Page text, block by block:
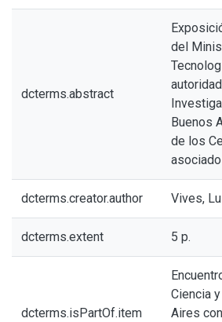
dcterms.abstract
del
Buenos
de los
dcterms.creator.author Vives,
dcterms.extent 5 p.
dcterms.isPartOf.item
Ciencia
Aires